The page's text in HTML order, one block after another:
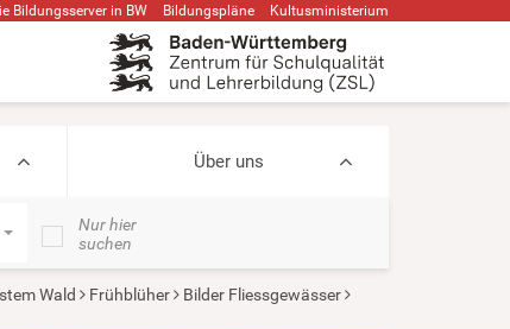
Bildungsserver in BW Bildungspläne Kultusministerium
Über uns
Nur hier
suchen
Wald Frühblüher
Bilder Fliessgewässer